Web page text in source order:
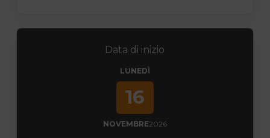
Data di inizio
LUNEDÌ
16
NOVEMBRE2026